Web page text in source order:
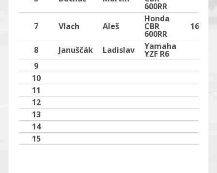
600RR
7
Vlach Aleš
Honda
CBR
600RR
16
8 Januščák Ladislav Yamaha
YZF R6
9
10
11
12
13
14
15